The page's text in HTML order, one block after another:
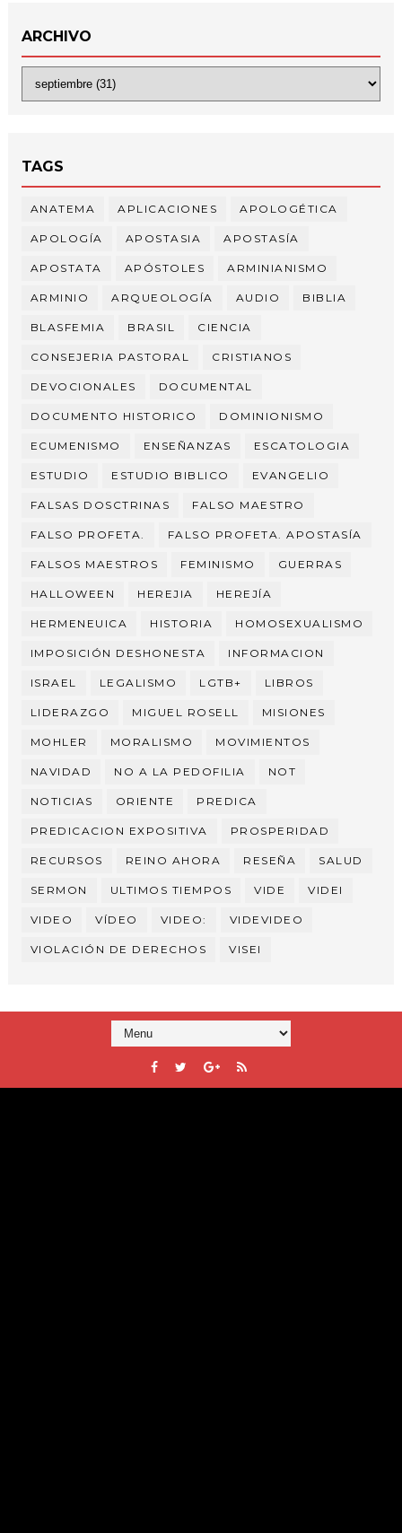
ARCHIVO
TAGS
ANATEMA APLICACIONES APOLOGÉTICA
APOLOGÍA APOSTASIA APOSTASÍA
APOSTATA APÓSTOLES ARMINIANISMO
ARMINIO ARQUEOLOGÍA AUDIO BIBLIA
BLASFEMIA BRASIL CIENCIA
CONSEJERIA PASTORAL CRISTIANOS
DEVOCIONALES DOCUMENTAL
DOCUMENTO HISTORICO DOMINIONISMO
ECUMENISMO ENSEÑANZAS ESCATOLOGIA
ESTUDIO ESTUDIO BIBLICO EVANGELIO
FALSAS DOSCTRINAS FALSO MAESTRO
FALSO PROFETA. FALSO PROFETA. APOSTASÍA
FALSOS MAESTROS FEMINISMO GUERRAS
HALLOWEEN HEREJIA HEREJÍA
HERMENEUICA HISTORIA HOMOSEXUALISMO
IMPOSICIÓN DESHONESTA INFORMACION
ISRAEL LEGALISMO LGTB+ LIBROS
LIDERAZGO MIGUEL ROSELL MISIONES
MOHLER MORALISMO MOVIMIENTOS
NAVIDAD NO A LA PEDOFILIA NOT
NOTICIAS ORIENTE PREDICA
PREDICACION EXPOSITIVA PROSPERIDAD
RECURSOS REINO AHORA RESEÑA SALUD
SERMON ULTIMOS TIEMPOS VIDE VIDEI
VIDEO VÍDEO VIDEO: VIDEVIDEO
VIOLACIÓN DE DERECHOS VISEI